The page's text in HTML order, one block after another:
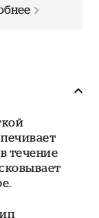
течение